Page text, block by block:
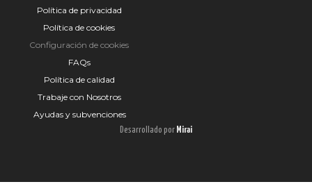
Política de privacidad
Política de cookies
Configuración de cookies
FAQs
Política de calidad
Trabaje con Nosotros
Ayudas y subvenciones
Desarrollado por Mirai